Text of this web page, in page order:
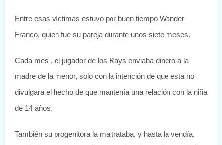
Entre esas víctimas estuvo por buen tiempo Wander
Franco, quien fue su pareja durante unos siete meses.
Cada mes , el jugador de los Rays enviaba dinero a la
madre de la menor, solo con la intención de que esta no
divulgara el hecho de que mantenía una relación con la niña
de 14 años.
También su progenitora la maltrataba, y hasta la vendía,